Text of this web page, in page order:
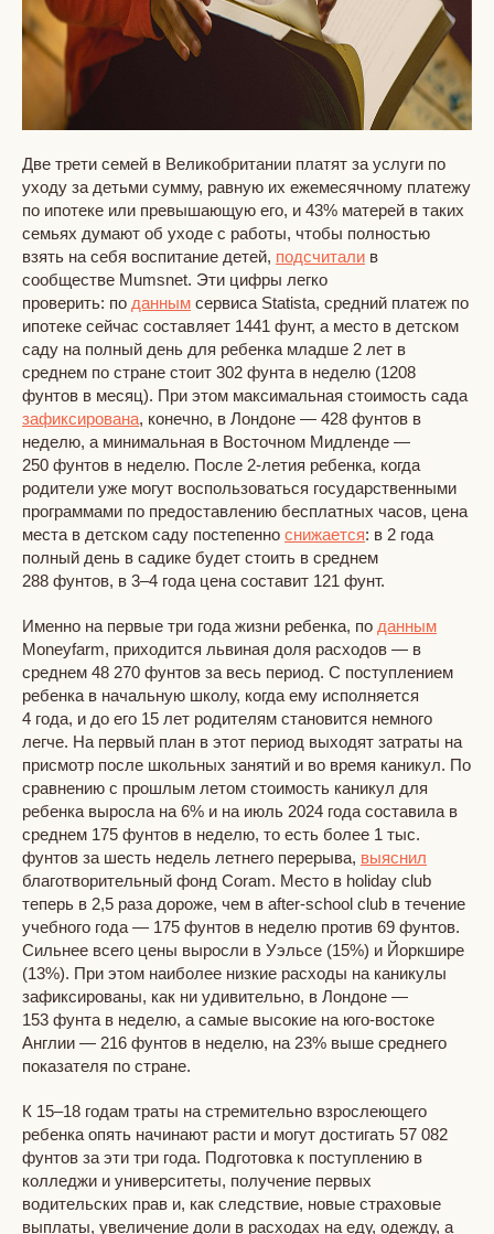
Две трети семей в Великобритании платят за услуги по
уходу за детьми сумму, равную их ежемесячному платежу
по ипотеке или превышающую его, и 43% матерей в таких
семьях думают об уходе с работы, чтобы полностью
взять на себя воспитание детей, подсчитали в
сообществе Mumsnet. Эти цифры легко
проверить: по данным сервиса Statista, средний платеж по
ипотеке сейчас составляет 1441 фунт, а место в детском
саду на полный день для ребенка младше 2 лет в
среднем по стране стоит 302 фунта в неделю (1208
фунтов в месяц). При этом максимальная стоимость сада
зафиксирована, конечно, в Лондоне — 428 фунтов в
неделю, а минимальная в Восточном Мидленде —
250 фунтов в неделю. После 2-летия ребенка, когда
родители уже могут воспользоваться государственными
программами по предоставлению бесплатных часов, цена
места в детском саду постепенно снижается: в 2 года
полный день в садике будет стоить в среднем
288 фунтов, в 3–4 года цена составит 121 фунт.
Именно на первые три года жизни ребенка, по данным
Moneyfarm, приходится львиная доля расходов — в
среднем 48 270 фунтов за весь период. С поступлением
ребенка в начальную школу, когда ему исполняется
4 года, и до его 15 лет родителям становится немного
легче. На первый план в этот период выходят затраты на
присмотр после школьных занятий и во время каникул. По
сравнению с прошлым летом стоимость каникул для
ребенка выросла на 6% и на июль 2024 года составила в
среднем 175 фунтов в неделю, то есть более 1 тыс.
фунтов за шесть недель летнего перерыва, выяснил
благотворительный фонд Coram. Место в holiday club
теперь в 2,5 раза дороже, чем в after-school club в течение
учебного года — 175 фунтов в неделю против 69 фунтов.
Сильнее всего цены выросли в Уэльсе (15%) и Йоркшире
(13%). При этом наиболее низкие расходы на каникулы
зафиксированы, как ни удивительно, в Лондоне —
153 фунта в неделю, а самые высокие на юго-востоке
Англии — 216 фунтов в неделю, на 23% выше среднего
показателя по стране.
К 15–18 годам траты на стремительно взрослеющего
ребенка опять начинают расти и могут достигать 57 082
фунтов за эти три года. Подготовка к поступлению в
колледжи и университеты, получение первых
водительских прав и, как следствие, новые страховые
выплаты, увеличение доли в расходах на еду, одежду, а